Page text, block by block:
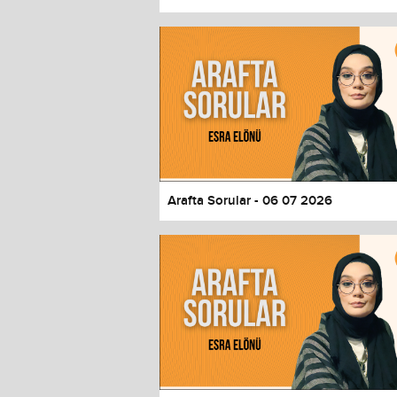
Window
Color
Transparency
Font Size
Text Edge Style
Font Family
Resetrestore all settings to the default
Close Modal Dialog
End of dialog window.
Arafta Sorular - 06 07 2026